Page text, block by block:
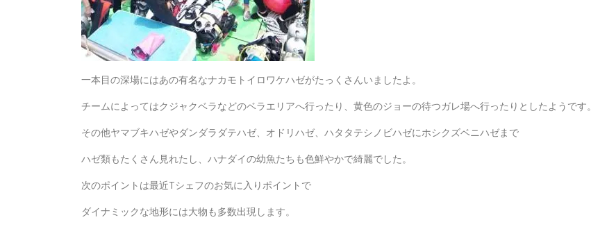
一本目の深場にはあの有名なナカモトイロワケハゼがたっくさんいましたよ。
チームによってはクジャクベラなどのベラエリアへ行ったり、黄色のジョーの待つガレ場へ行ったりとしたようです。
その他ヤマブキハゼやダンダラダテハゼ、オドリハゼ、ハタタテシノビハゼにホシクズベニハゼまで
ハゼ類もたくさん見れたし、ハナダイの幼魚たちも色鮮やかで綺麗でした。
次のポイントは最近Tシェフのお気に入りポイントで
ダイナミックな地形には大物も多数出現します。